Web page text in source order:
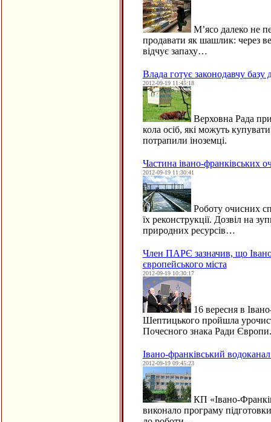
М’ясо далеко не
продавати як шашлик: через
відчує запаху…
Влада готує законодавчу базу
2012-09-19 11:45:18
Верховна Рада
кола осіб, які можуть
потрапили іноземці.
Частина івано-франківських
2012-09-19 11:30:41
Роботу очисних
їх реконструкції. Дозвіл на
природних ресурсів…
Член ПАРЄ зазначив, що
європейського міста
2012-09-19 10:30:17
16 вересня в
Шептицького пройшла
Почесного знака Ради Європи.
Івано-франківський
2012-09-19 09:45:23
КП «Івано-
виконало програму